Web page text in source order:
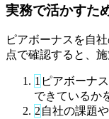
実務で活かすた
ピアボーナスを自
点で確認すると、
1 ピアボーナ
できているか
2自社の課題